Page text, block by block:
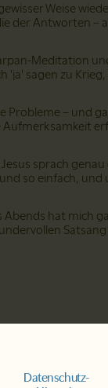
Weise
der Antworten –
Meditation
'ja' sagen zu
Probleme – und
Aufmerksamkeit
sprach genau
so einfach, und
Abends hat mich
Datenschutz-